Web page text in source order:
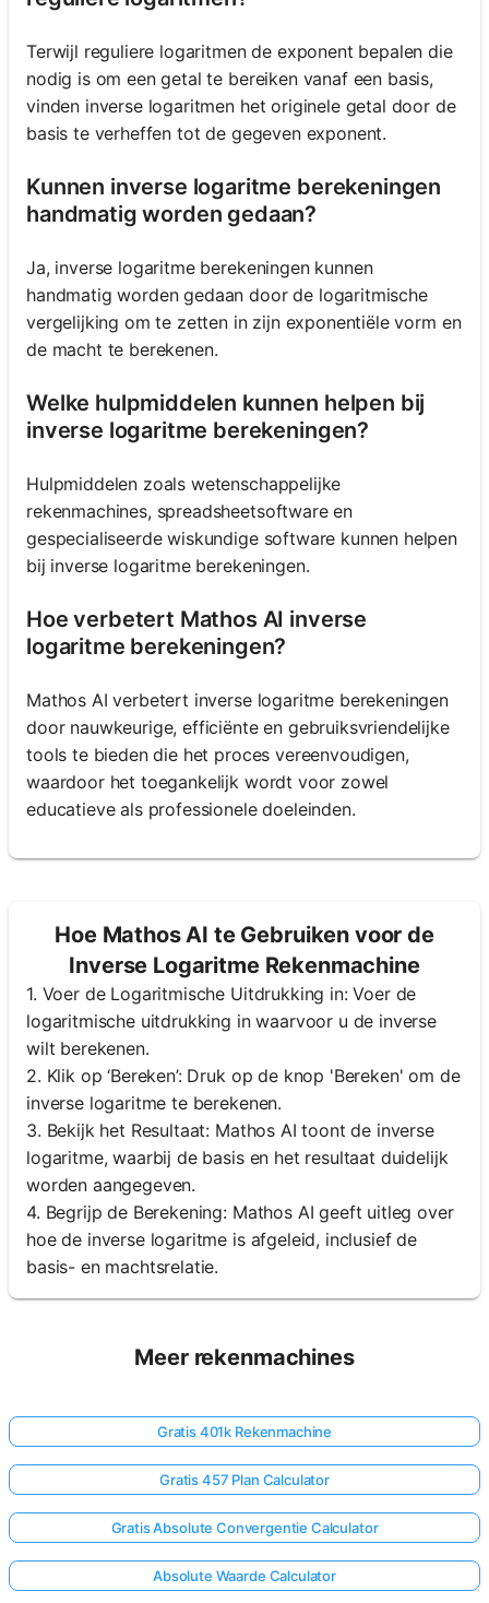
Terwijl reguliere logaritmen de exponent bepalen die
nodig is om een getal te bereiken vanaf een basis,
vinden inverse logaritmen het originele getal door de
basis te verheffen tot de gegeven exponent.
Kunnen inverse logaritme berekeningen
handmatig worden gedaan?
Ja, inverse logaritme berekeningen kunnen
handmatig worden gedaan door de logaritmische
vergelijking om te zetten in zijn exponentiële vorm en
de macht te berekenen.
Welke hulpmiddelen kunnen helpen bij
inverse logaritme berekeningen?
Hulpmiddelen zoals wetenschappelijke
rekenmachines, spreadsheetsoftware en
gespecialiseerde wiskundige software kunnen helpen
bij inverse logaritme berekeningen.
Hoe verbetert Mathos AI inverse
logaritme berekeningen?
Mathos AI verbetert inverse logaritme berekeningen
door nauwkeurige, efficiënte en gebruiksvriendelijke
tools te bieden die het proces vereenvoudigen,
waardoor het toegankelijk wordt voor zowel
educatieve als professionele doeleinden.
Hoe Mathos AI te Gebruiken voor de
Inverse Logaritme Rekenmachine
1. Voer de Logaritmische Uitdrukking in: Voer de
logaritmische uitdrukking in waarvoor u de inverse
wilt berekenen.
2. Klik op ‘Bereken’: Druk op de knop 'Bereken' om de
inverse logaritme te berekenen.
3. Bekijk het Resultaat: Mathos AI toont de inverse
logaritme, waarbij de basis en het resultaat duidelijk
worden aangegeven.
4. Begrijp de Berekening: Mathos AI geeft uitleg over
hoe de inverse logaritme is afgeleid, inclusief de
basis- en machtsrelatie.
Meer rekenmachines
Gratis 401k Rekenmachine
Gratis 457 Plan Calculator
Gratis Absolute Convergentie Calculator
Absolute Waarde Calculator